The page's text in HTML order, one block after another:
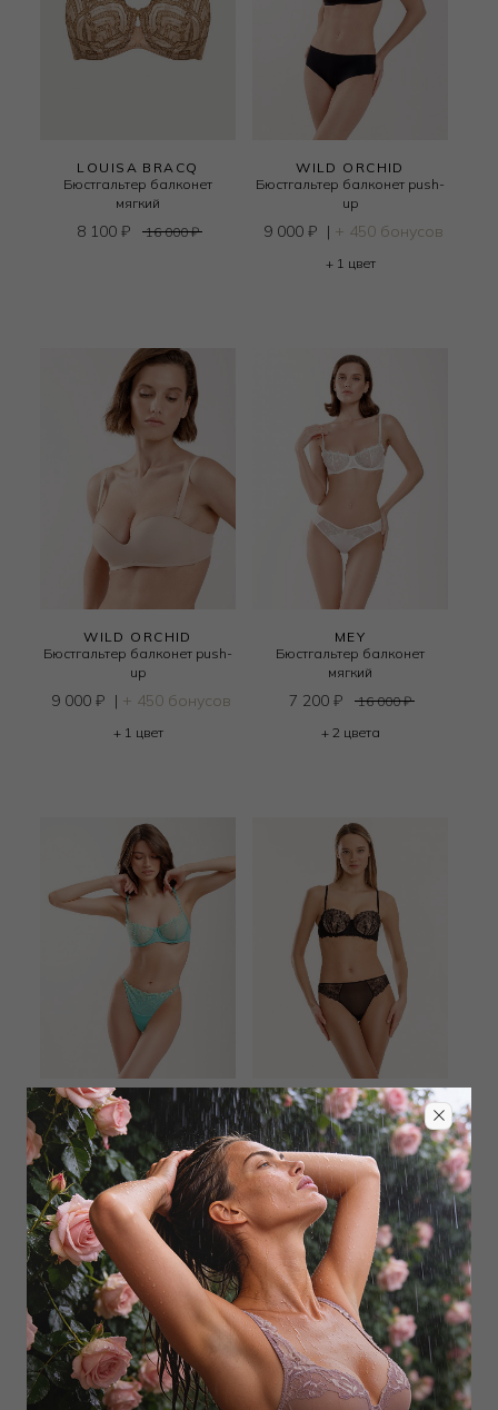
LOUISA BRACQ
Бюстгальтер балконет
мягкий
8 100 ₽ 16 000₽
WILD ORCHID
Бюстгальтер балконет push-
up
9 000 ₽ | + 450 бонусов
+ 1 цвет
WILD ORCHID
Бюстгальтер балконет push-
up
9 000 ₽ | + 450 бонусов
+ 1 цвет
MEY
Бюстгальтер балконет
мягкий
7 200 ₽ 16 000₽
+ 2 цвета
MEY
Бюстгальтер балконет
мягкий
4 950₽ 14 000₽
+ 1 цвет
WILD ORCHID
Бюстгальтер балконет push-
up
5 400₽ 12 000 ₽